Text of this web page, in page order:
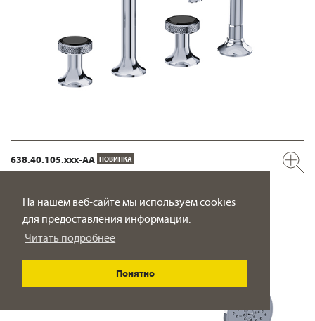
На нашем веб-сайте мы используем cookies
для предоставления информации.
Читать подробнее
Понятно
638.40.105.xxx-AA НОВИНКА
Смеситель для ванны, монтаж на борт ванны ½“